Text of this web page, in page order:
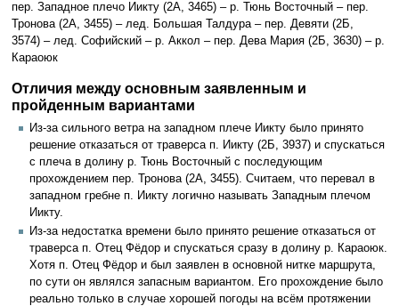
пер. Западное плечо Иикту (2А, 3465) – р. Тюнь Восточный – пер.
Тронова (2А, 3455) – лед. Большая Талдура – пер. Девяти (2Б,
3574) – лед. Софийский – р. Аккол – пер. Дева Мария (2Б, 3630) – р.
Караоюк
Отличия между основным заявленным и
пройденным вариантами
Из-за сильного ветра на западном плече Иикту было принято
решение отказаться от траверса п. Иикту (2Б, 3937) и спускаться
с плеча в долину р. Тюнь Восточный с последующим
прохождением пер. Тронова (2А, 3455). Считаем, что перевал в
западном гребне п. Иикту логично называть Западным плечом
Иикту.
Из-за недостатка времени было принято решение отказаться от
траверса п. Отец Фёдор и спускаться сразу в долину р. Караоюк.
Хотя п. Отец Фёдор и был заявлен в основной нитке маршрута,
по сути он являлся запасным вариантом. Его прохождение было
реально только в случае хорошей погоды на всём протяжении